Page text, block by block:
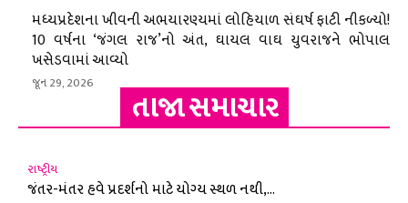
મધ્યપ્રદેશના ખીવની અભયારણ્યમાં લોહિયાળ સંઘર્ષ ફાટી નીકળ્યો!
10 વર્ષના ‘જંગલ રાજ’નો અંત, ઘાયલ વાઘ યુવરાજને ભોપાલ
ખસેડવામાં આવ્યો
જૂન 29, 2026
તાજા સમાચાર
રાષ્ટ્રીય
જંતર-મંતર હવે પ્રદર્શનો માટે યોગ્ય સ્થળ નથી,...